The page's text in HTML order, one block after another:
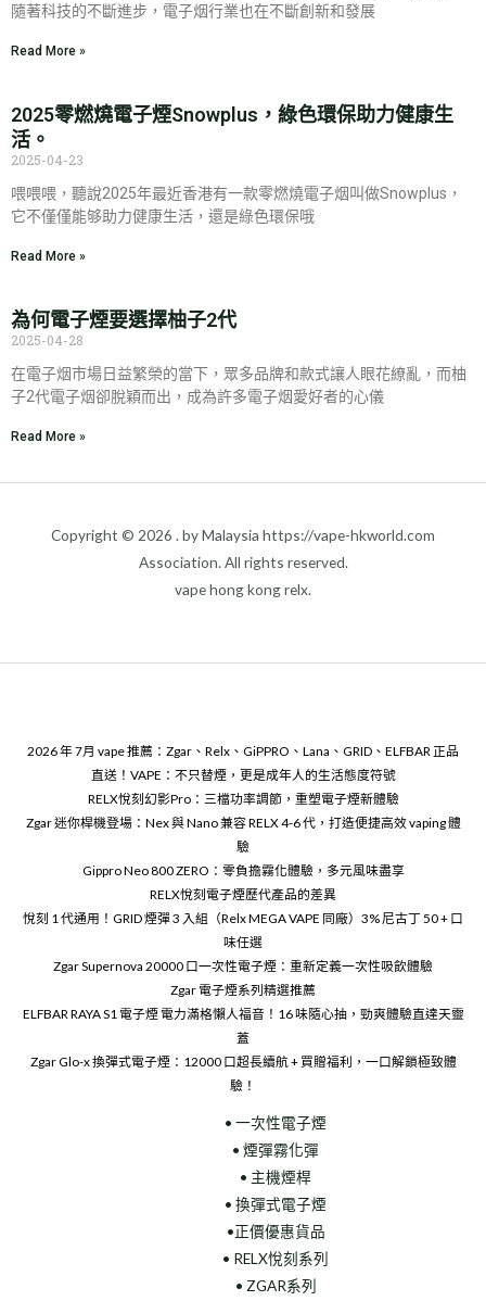
隨著科技的不斷進步，電子烟行業也在不斷創新和發展
Read More »
2025零燃燒電子煙Snowplus，綠色環保助力健康生
活。
2025-04-23
喂喂喂，聽說2025年最近香港有一款零燃燒電子烟叫做Snowplus，
它不僅僅能够助力健康生活，還是綠色環保哦
Read More »
為何電子煙要選擇柚子2代
2025-04-28
在電子烟市場日益繁榮的當下，眾多品牌和款式讓人眼花繚亂，而柚
子2代電子烟卻脫穎而出，成為許多電子烟愛好者的心儀
Read More »
Copyright © 2026 . by Malaysia https://vape-hkworld.com
Association. All rights reserved.
vape hong kong relx.
2026 年 7月 vape 推薦：Zgar、Relx、GiPPRO、Lana、GRID、ELFBAR 正品
直送！VAPE：不只替煙，更是成年人的生活態度符號
RELX悅刻幻影Pro：三檔功率調節，重塑電子煙新體驗
Zgar 迷你桿機登場：Nex 與 Nano 兼容 RELX 4-6 代，打造便捷高效 vaping 體
驗
Gippro Neo 800 ZERO：零負擔霧化體驗，多元風味盡享
RELX悅刻電子煙歷代產品的差異
悅刻 1 代通用！GRID 煙彈 3 入組（Relx MEGA VAPE 同廠）3% 尼古丁 50 + 口
味任選
Zgar Supernova 20000 口一次性電子煙：重新定義一次性吸飲體驗
Zgar 電子煙系列精選推薦
ELFBAR RAYA S1 電子煙 電力滿格懶人福音！16 味隨心抽，勁爽體驗直達天靈
蓋
Zgar Glo-x 換彈式電子煙：12000 口超長續航 + 買贈福利，一口解鎖極致體
驗！
• 一次性電子煙
• 煙彈霧化彈
• 主機煙桿
• 換彈式電子煙
•正價優惠貨品
• RELX悅刻系列
• ZGAR系列